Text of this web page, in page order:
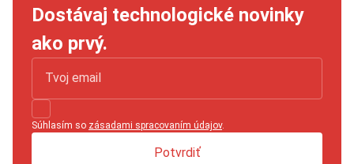
Dostávaj technologické novinky
ako prvý.
Súhlasím so zásadami spracovaním údajov.
Potvrdiť